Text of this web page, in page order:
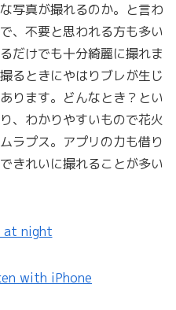
写真が撮れるのか。と言わ
、不要と思われる方も多い
だけでも十分綺麗に撮れま
るときにやはりブレが生じ
ります。どんなとき？とい
、わかりやすいもので花火
ラプス。アプリの力も借り
きれいに撮れることが多い